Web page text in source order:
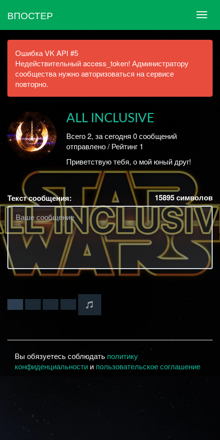
ВПОСТЕР
Ошибка VK API #5
Недействительный access_token! Администратору
сообщества нужно авторизоваться на сервисе
повторно.
ALL INCLUSIVE
Всего 2, за сегодня 0 сообщений
отправлено / Рейтинг 1
Приветствую тебя, о мой юный друг!
Текст сообщения: 15895символов
Вы обязуетесь соблюдать политику
конфиденциальности и пользовательское соглашение